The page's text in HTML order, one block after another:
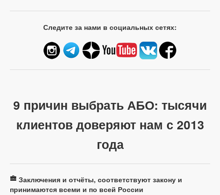
Следите за нами в социальных сетях:
9 причин выбрать АБО: тысячи
клиентов доверяют нам с 2013
года
Заключения и отчёты, соответствуют закону и
принимаются всеми и по всей России